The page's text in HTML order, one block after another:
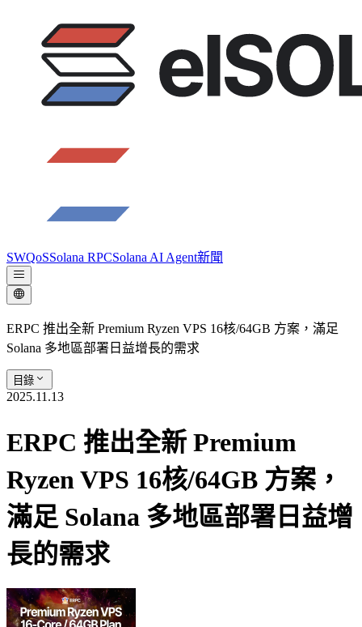
SWQoSSolana RPCSolana AI Agent新聞
ERPC 推出全新 Premium Ryzen VPS 16核/64GB 方案，滿足
Solana 多地區部署日益增長的需求
目錄
2025.11.13
ERPC 推出全新 Premium
Ryzen VPS 16核/64GB 方案，
滿足 Solana 多地區部署日益增
長的需求